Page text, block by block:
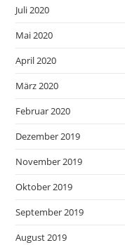
Juli 2020
Mai 2020
April 2020
März 2020
Februar 2020
Dezember 2019
November 2019
Oktober 2019
September 2019
August 2019